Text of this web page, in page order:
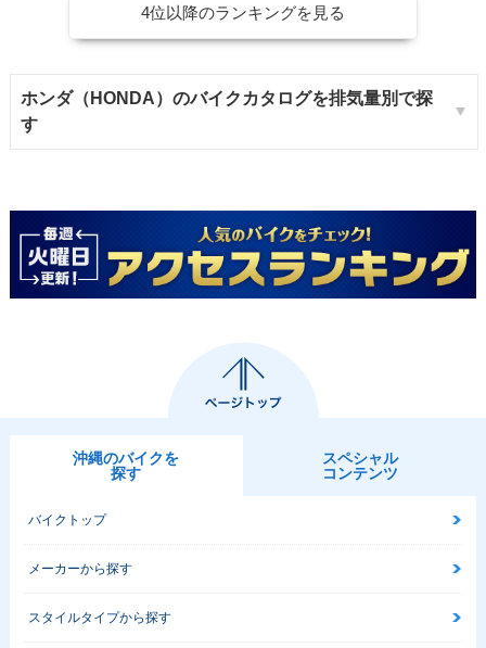
4位以降のランキングを見る
ホンダ（HONDA）のバイクカタログを排気量別で探
す
沖縄のバイクを
探す
スペシャル
コンテンツ
バイクトップ
メーカーから探す
スタイルタイプから探す